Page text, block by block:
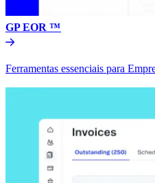
GP EOR ™​​
Ferramentas essenciais para